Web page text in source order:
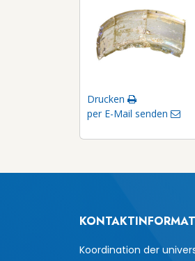
Drucken
per E-Mail senden
Koordination der